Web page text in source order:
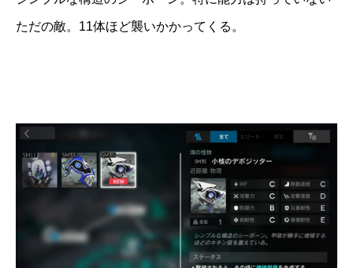
ただの敵。11体ほど襲いかかってくる。